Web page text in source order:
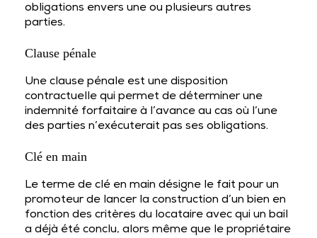
obligations envers une ou plusieurs autres
parties.
Clause pénale
Une clause pénale est une disposition
contractuelle qui permet de déterminer une
indemnité forfaitaire à l’avance au cas où l’une
des parties n’exécuterait pas ses obligations.
Clé en main
Le terme de clé en main désigne le fait pour un
promoteur de lancer la construction d’un bien en
fonction des critères du locataire avec qui un bail
a déjà été conclu, alors même que le propriétaire